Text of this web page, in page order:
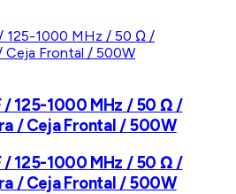
/ 125-1000 MHz / 50 Ω /
/ Ceja Frontal / 500W
/ 125-1000 MHz / 50 Ω /
/ Ceja Frontal / 500W